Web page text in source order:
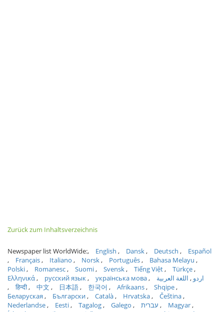
Zurück zum Inhaltsverzeichnis
Newspaper list WorldWide: English Dansk Deutsch
Español
Français
Italiano Norsk Português
Bahasa Melayu
Polski
Romanesc Suomi Svensk Tiếng Việt
Türkçe
Ελληνικά
русский язык українська мова اردو
اللغة العربية
हिन्दी
中文 日本語 한국어 Afrikaans
Shqipe
Беларуская
Български Català Hrvatska
Čeština
Nederlandse
Eesti Tagalog Galego עברית
Magyar